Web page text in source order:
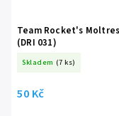
Team Rocket's
(DRI 031)
Skladem (7 ks)
50 Kč